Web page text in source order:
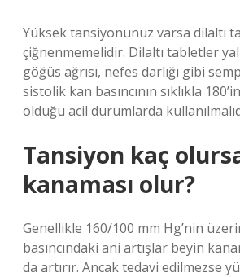
Yüksek tansiyonunuz varsa dilaltı
çiğnenmemelidir. Dilaltı tabletler
göğüs ağrısı, nefes darlığı gibi
sistolik kan basıncının sıklıkla
olduğu acil durumlarda
Tansiyon kaç
kanaması olur?
Genellikle 160/100 mm Hg’nin
basıncındaki ani artışlar beyin
da artırır. Ancak tedavi edilmezse